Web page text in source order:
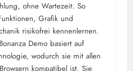
ohne Wartezeit. So
Grafik und
risikofrei kennenlernen.
Demo basiert auf
wodurch sie mit allen
kompatibel ist. Sie